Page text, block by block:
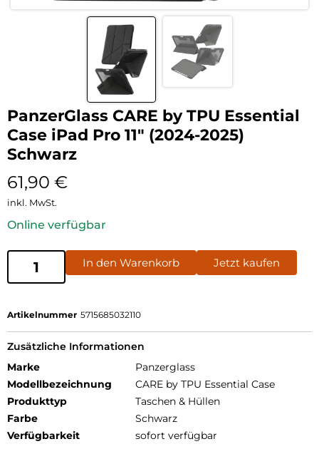
PanzerGlass CARE by TPU Essential
Case iPad Pro 11″ (2024-2025)
Schwarz
61,90 €
inkl. MwSt.
Online verfügbar
In den Warenkorb Jetzt kaufen
Artikelnummer 5715685032110
Zusätzliche Informationen
Marke
Panzerglass
Modellbezeichnung
CARE by TPU Essential Case
Produkttyp
Taschen & Hüllen
Farbe
Schwarz
Verfügbarkeit
sofort verfügbar